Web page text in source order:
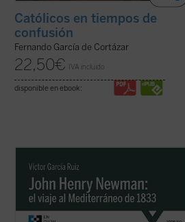
Católicos en tiempos de
confusión
Fernando García de Cortázar
22,50€ IVA incluido
disponible en ebook:
Partiendo de las cartas que John Henry
Newman escribió a su familia y amigos
previamente y durante su viaje por el
Mediterráneo de 1833, el autor del libro
traza los orígenes, el desarrollo y las